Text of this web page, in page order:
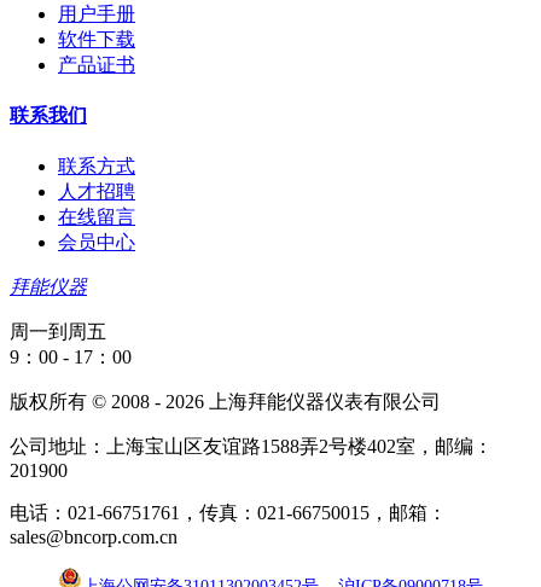
用户手册
软件下载
产品证书
联系我们
联系方式
人才招聘
在线留言
会员中心
拜能仪器
周一到周五
9：00 - 17：00
版权所有 © 2008 - 2026 上海拜能仪器仪表有限公司
公司地址：上海宝山区友谊路1588弄2号楼402室，邮编：
201900
电话：021-66751761，传真：021-66750015，邮箱：
sales@bncorp.com.cn